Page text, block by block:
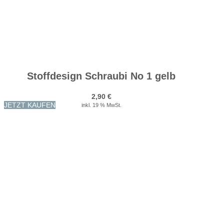
Stoffdesign Schraubi No 1 gelb
2,90 €
inkl. 19 % MwSt.
JETZT KAUFEN